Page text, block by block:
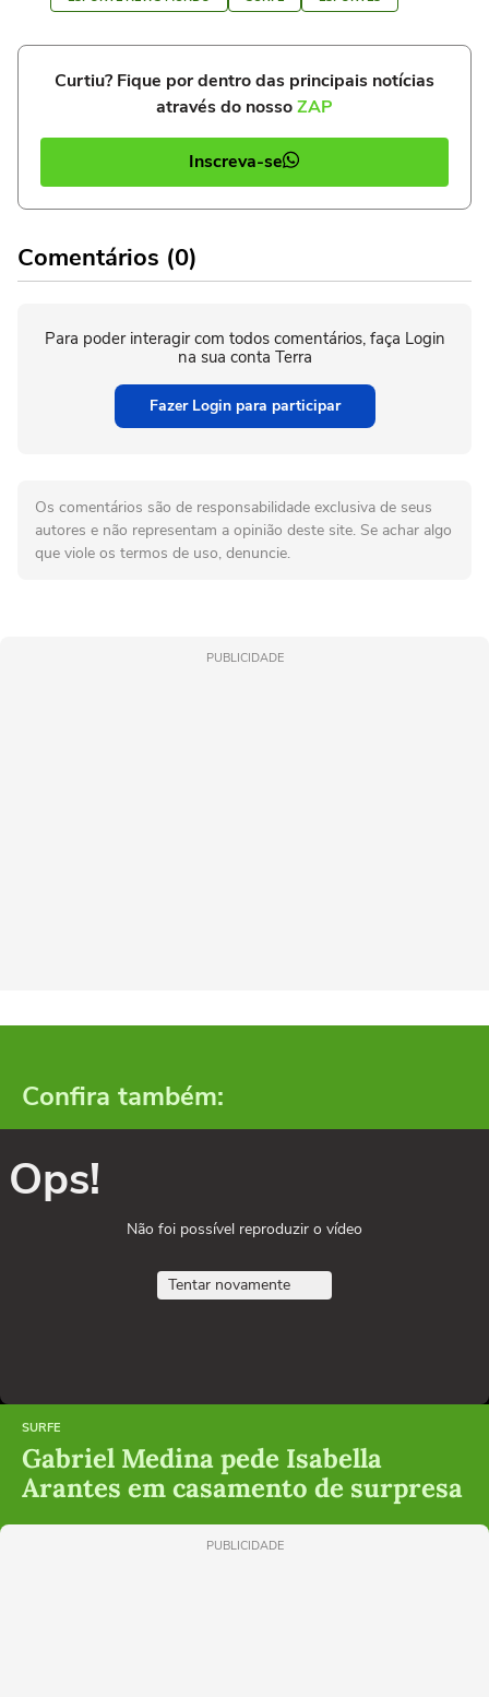
Curtiu? Fique por dentro das principais notícias
através do nossoZAP
Inscreva-se
Comentários (0)
Para poder interagir com todos comentários, faça Login
na sua conta Terra
Fazer Login para participar
Os comentários são de responsabilidade exclusiva de seus
autores e não representam a opinião deste site. Se achar algo
que viole os termos de uso, denuncie.
PUBLICIDADE
Confira também:
Ops!
Não foi possível reproduzir o vídeo
Tentar novamente
SURFE
Gabriel Medina pede Isabella
Arantes em casamento de surpresa
PUBLICIDADE